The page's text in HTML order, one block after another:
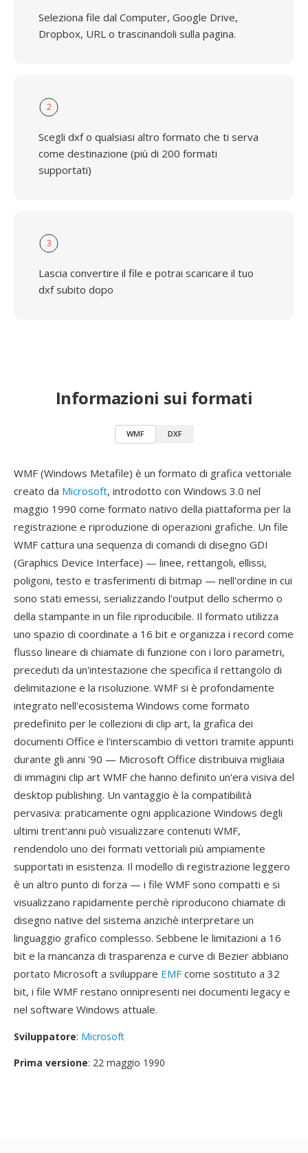
Seleziona file dal Computer, Google Drive,
Dropbox, URL o trascinandoli sulla pagina.
2
Scegli dxf o qualsiasi altro formato che ti serva
come destinazione (più di 200 formati
supportati)
3
Lascia convertire il file e potrai scaricare il tuo
dxf subito dopo
Informazioni sui formati
WMF DXF
WMF (Windows Metafile) è un formato di grafica vettoriale
creato da Microsoft, introdotto con Windows 3.0 nel
maggio 1990 come formato nativo della piattaforma per la
registrazione e riproduzione di operazioni grafiche. Un file
WMF cattura una sequenza di comandi di disegno GDI
(Graphics Device Interface) — linee, rettangoli, ellissi,
poligoni, testo e trasferimenti di bitmap — nell'ordine in cui
sono stati emessi, serializzando l'output dello schermo o
della stampante in un file riproducibile. Il formato utilizza
uno spazio di coordinate a 16 bit e organizza i record come
flusso lineare di chiamate di funzione con i loro parametri,
preceduti da un'intestazione che specifica il rettangolo di
delimitazione e la risoluzione. WMF si è profondamente
integrato nell'ecosistema Windows come formato
predefinito per le collezioni di clip art, la grafica dei
documenti Office e l'interscambio di vettori tramite appunti
durante gli anni '90 — Microsoft Office distribuiva migliaia
di immagini clip art WMF che hanno definito un'era visiva del
desktop publishing. Un vantaggio è la compatibilità
pervasiva: praticamente ogni applicazione Windows degli
ultimi trent'anni può visualizzare contenuti WMF,
rendendolo uno dei formati vettoriali più ampiamente
supportati in esistenza. Il modello di registrazione leggero
è un altro punto di forza — i file WMF sono compatti e si
visualizzano rapidamente perchè riproducono chiamate di
disegno native del sistema anzichè interpretare un
linguaggio grafico complesso. Sebbene le limitazioni a 16
bit e la mancanza di trasparenza e curve di Bezier abbiano
portato Microsoft a sviluppare EMF come sostituto a 32
bit, i file WMF restano onnipresenti nei documenti legacy e
nel software Windows attuale.
Sviluppatore: Microsoft
Prima versione: 22 maggio 1990